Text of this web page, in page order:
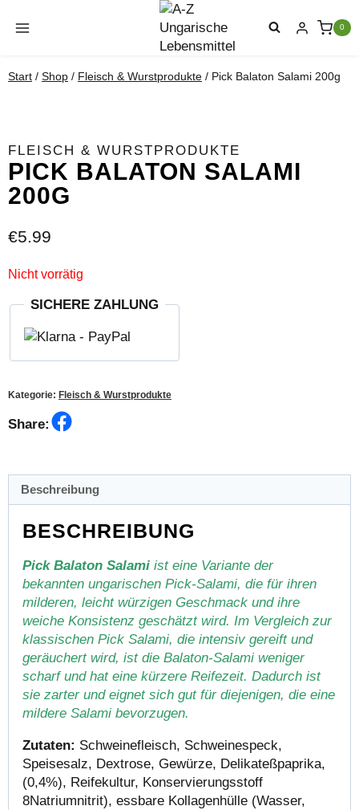
Inhalt
0
Start / Shop / Fleisch & Wurstprodukte / Pick Balaton Salami 200g
FLEISCH & WURSTPRODUKTE
PICK BALATON SALAMI
200G
€5.99
Nicht vorrätig
SICHERE ZAHLUNG
Kategorie: Fleisch & Wurstprodukte
Share:
Beschreibung
BESCHREIBUNG
Pick Balaton Salami ist eine Variante der
bekannten ungarischen Pick-Salami, die für ihren
milderen, leicht würzigen Geschmack und ihre
weiche Konsistenz geschätzt wird. Im Vergleich zur
klassischen Pick Salami, die intensiv gereift und
geräuchert wird, ist die Balaton-Salami weniger
scharf und hat eine kürzere Reifezeit. Dadurch ist
sie zarter und eignet sich gut für diejenigen, die eine
mildere Salami bevorzugen.
Zutaten: Schweinefleisch, Schweinespeck,
Speisesalz, Dextrose, Gewürze, Delikateßpaprika,
(0,4%), Reifekultur, Konservierungsstoff
8Natriumnitrit), essbare Kollagenhülle (Wasser,